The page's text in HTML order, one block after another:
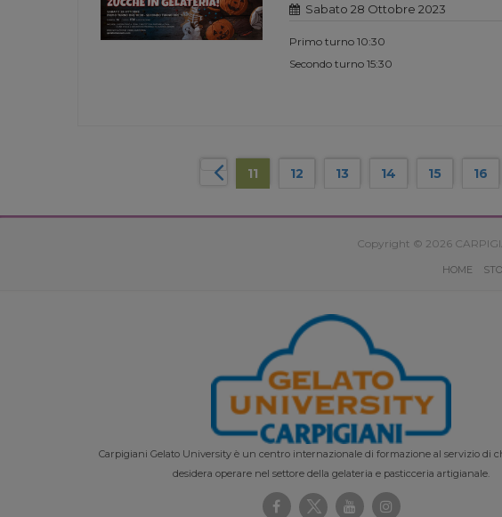
Sabato 28 Ottobre 2023
Primo turno 10:30
Secondo turno 15:30
11 12 13 14 15 16
Copyright © 2026
HOME
Carpigiani Gelato University è un centro internazionale di formazione al servizio di
desidera operare nel settore della gelateria e pasticceria artigianale.